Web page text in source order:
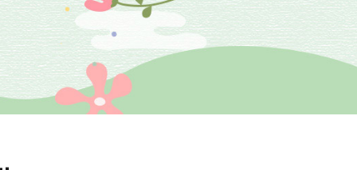
문화
체육
이달의 일정
모바일회원카드
회원정보수정
비밀번호변경
수강신청내역